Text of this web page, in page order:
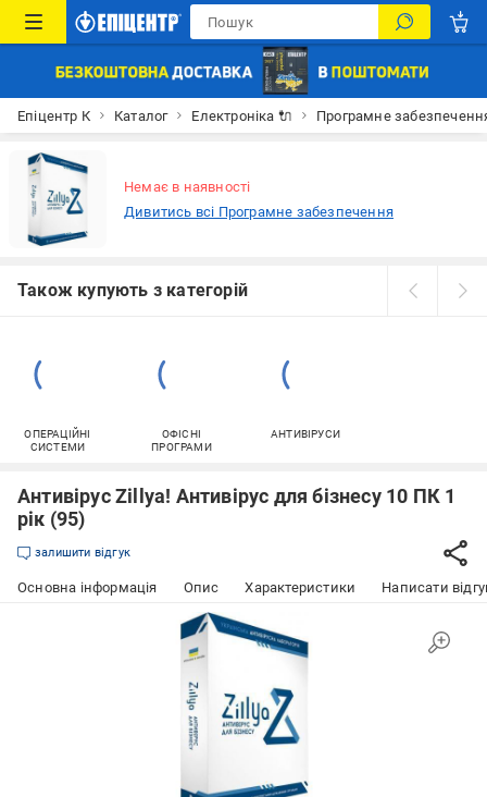
Епіцентр К Каталог Електроніка 🔌 Програмне
Немає в наявності
Дивитись всі Програмне забезпечення
Також купують з категорій
ОПЕРАЦІЙНІ
СИСТЕМИ
ОФІСНІ
ПРОГРАМИ
АНТИВІРУСИ
Антивірус Zillya! Антивірус для бізнесу 10 ПК 1
рік (95)
залишити відгук
Основна інформація Опис Характеристики Написати